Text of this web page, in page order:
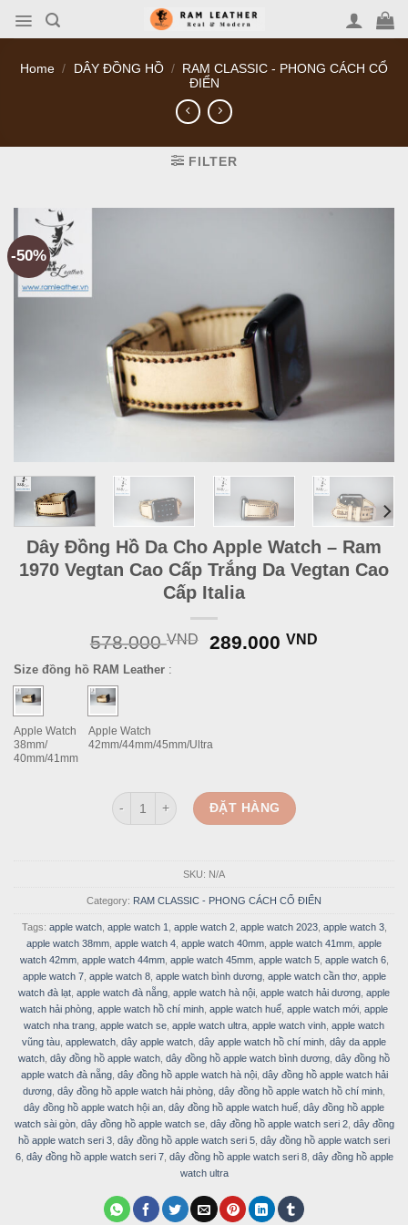
Home / DÂY ĐỒNG HỒ / RAM CLASSIC - PHONG CÁCH CỔ
ĐIỂN
FILTER
-50%
Dây Đồng Hồ Da Cho Apple Watch – Ram
1970 Vegtan Cao Cấp Trắng Da Vegtan Cao
Cấp Italia
578.000VND
Original
289.000VND
Size đồng hồ RAM Leather :
Apple Watch
38mm/
40mm/41mm
Apple Watch
42mm/44mm/45mm/Ultra
Dây Đồng Hồ Da Cho Apple Watch - Ram 1970
ĐẶT HÀNG
SKU: N/A
Category: RAM CLASSIC - PHONG CÁCH CỔ ĐIỂN
Tags: apple watch, apple watch 1 apple watch 2, apple watch 2023, apple watch 3,
apple watch 38mm apple watch 4 apple watch 40mm apple watch 41mm apple
watch 42mm, apple watch 44mm, apple watch 45mm, apple watch 5, apple watch 6,
apple watch 7, apple watch 8, apple watch bình dương, apple watch cần thơ, apple
watch đà lạt apple watch đà nẵng apple watch hà nội apple watch hải dương apple
watch hải phòng apple watch hồ chí minh apple watch huế apple watch mới apple
watch nha trang apple watch se apple watch ultra apple watch vinh apple watch
vũng tàu applewatch dây apple watch dây apple watch hồ chí minh dây da apple
watch dây đồng hồ apple watch dây đồng hồ apple watch bình dương dây đồng hồ
apple watch đà nẵng, dây đồng hồ apple watch hà nội, dây đồng hồ apple watch hải
dương dây đồng hồ apple watch hải phòng dây đồng hồ apple watch hồ chí minh
dây đồng hồ apple watch hội an dây đồng hồ apple watch huế dây đồng hồ apple
watch sài gòn, dây đồng hồ apple watch se, dây đồng hồ apple watch seri 2, dây đồng
hồ apple watch seri 3 dây đồng hồ apple watch seri 5 dây đồng hồ apple watch seri
6, dây đồng hồ apple watch seri 7, dây đồng hồ apple watch seri 8, dây đồng hồ apple
watch ultra